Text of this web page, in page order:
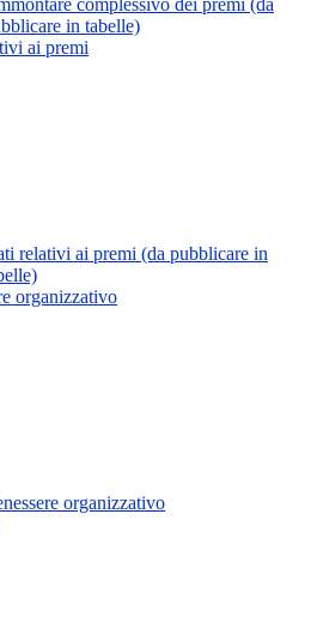
complessivo dei premi (da
in tabelle)
ai premi
relativi ai premi (da pubblicare in
organizzativo
organizzativo